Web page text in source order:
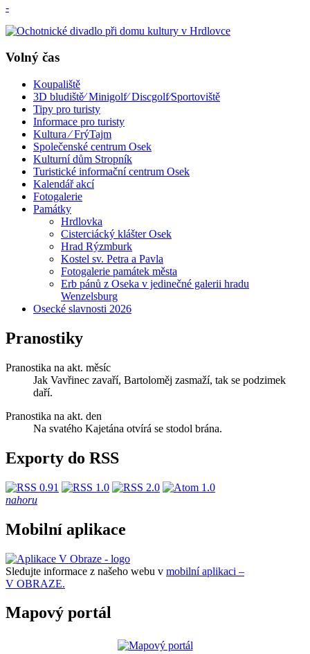
-
Volný čas
Koupaliště
3D bludiště⁄ Minigolf⁄ Discgolf⁄Sportoviště
Tipy pro turisty
Informace pro turisty
Kultura ⁄ FrýTajm
Společenské centrum Osek
Kulturní dům Stropník
Turistické informační centrum Osek
Kalendář akcí
Fotogalerie
Památky
Hrdlovka
Cisterciácký klášter Osek
Hrad Rýzmburk
Kostel sv. Petra a Pavla
Fotogalerie památek města
Erb pánů z Oseka v jedinečné galerii hradu
Wenzelsburg
Osecké slavnosti 2026
Pranostiky
Pranostika na akt. měsíc
Jak Vavřinec zavaří, Bartoloměj zasmaží, tak se podzimek
daří.
Pranostika na akt. den
Na svatého Kajetána otvírá se stodol brána.
Exporty do RSS
nahoru
Mobilní aplikace
Sledujte informace z našeho webu v mobilní aplikaci –
V OBRAZE.
Mapový portál